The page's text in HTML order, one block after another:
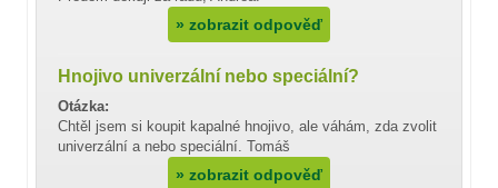
» zobrazit odpověď
Hnojivo univerzální nebo speciální?
Otázka:
Chtěl jsem si koupit kapalné hnojivo, ale váhám, zda zvolit
univerzální a nebo speciální. Tomáš
» zobrazit odpověď